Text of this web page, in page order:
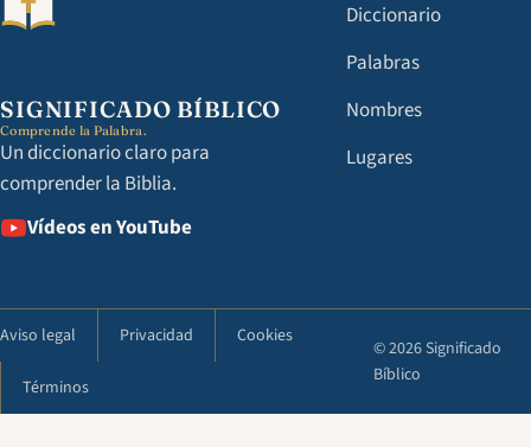
SIGNIFICADO BÍBLICO
Comprende la Palabra.
Un diccionario claro para
comprender la Biblia.
Vídeos en YouTube
Diccionario
Palabras
Nombres
Lugares
Aviso legal Privacidad Cookies
Términos
© 2026 Significado
Bíblico